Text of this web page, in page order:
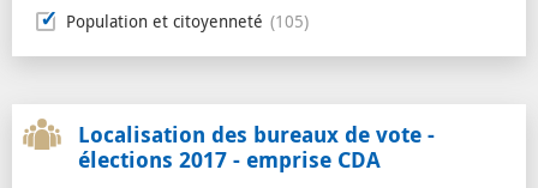
recensement
dénombrement 16
Population et citoyenneté 105
Localisation des bureaux de vote -
élections 2017 - emprise CDA